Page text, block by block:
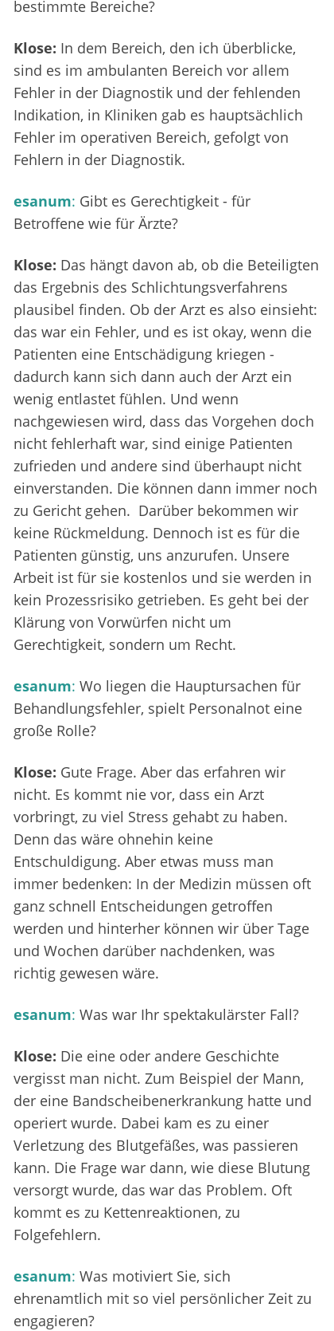
bestimmte Bereiche?
Klose: In dem Bereich, den ich überblicke,
sind es im ambulanten Bereich vor allem
Fehler in der Diagnostik und der fehlenden
Indikation, in Kliniken gab es hauptsächlich
Fehler im operativen Bereich, gefolgt von
Fehlern in der Diagnostik.
esanum: Gibt es Gerechtigkeit - für
Betroffene wie für Ärzte?
Klose: Das hängt davon ab, ob die Beteiligten
das Ergebnis des Schlichtungsverfahrens
plausibel finden. Ob der Arzt es also einsieht:
das war ein Fehler, und es ist okay, wenn die
Patienten eine Entschädigung kriegen -
dadurch kann sich dann auch der Arzt ein
wenig entlastet fühlen. Und wenn
nachgewiesen wird, dass das Vorgehen doch
nicht fehlerhaft war, sind einige Patienten
zufrieden und andere sind überhaupt nicht
einverstanden. Die können dann immer noch
zu Gericht gehen. Darüber bekommen wir
keine Rückmeldung. Dennoch ist es für die
Patienten günstig, uns anzurufen. Unsere
Arbeit ist für sie kostenlos und sie werden in
kein Prozessrisiko getrieben. Es geht bei der
Klärung von Vorwürfen nicht um
Gerechtigkeit, sondern um Recht.
esanum: Wo liegen die Hauptursachen für
Behandlungsfehler, spielt Personalnot eine
große Rolle?
Klose: Gute Frage. Aber das erfahren wir
nicht. Es kommt nie vor, dass ein Arzt
vorbringt, zu viel Stress gehabt zu haben.
Denn das wäre ohnehin keine
Entschuldigung. Aber etwas muss man
immer bedenken: In der Medizin müssen oft
ganz schnell Entscheidungen getroffen
werden und hinterher können wir über Tage
und Wochen darüber nachdenken, was
richtig gewesen wäre.
esanum: Was war Ihr spektakulärster Fall?
Klose: Die eine oder andere Geschichte
vergisst man nicht. Zum Beispiel der Mann,
der eine Bandscheibenerkrankung hatte und
operiert wurde. Dabei kam es zu einer
Verletzung des Blutgefäßes, was passieren
kann. Die Frage war dann, wie diese Blutung
versorgt wurde, das war das Problem. Oft
kommt es zu Kettenreaktionen, zu
Folgefehlern.
esanum: Was motiviert Sie, sich
ehrenamtlich mit so viel persönlicher Zeit zu
engagieren?